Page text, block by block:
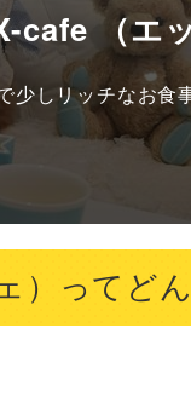
cafe （エ
少しリッチなお
）ってど